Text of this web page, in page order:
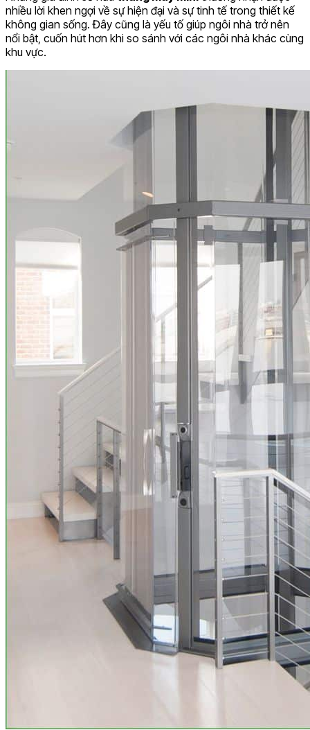
nhiều lời khen ngợi về sự hiện đại và sự tinh tế trong thiết kế
không gian sống. Đây cũng là yếu tố giúp ngôi nhà trở nên
nổi bật, cuốn hút hơn khi so sánh với các ngôi nhà khác cùng
khu vực.